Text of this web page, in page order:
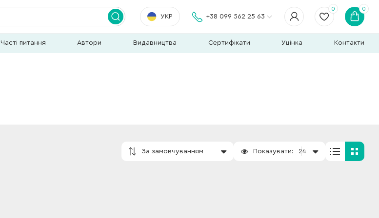
УКР +38 099 562 25 63
0 0
Часті питання Автори Видавництва Сертифікати Уцінка Контакти
За замовчуванням Показувати: 24